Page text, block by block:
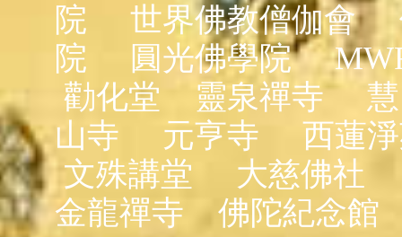
院
世界佛教僧伽會
院
圓光佛學院
勸化堂
靈泉禪寺
山寺
元亨寺
西蓮
文殊講堂
大慈佛社
金龍禪寺
佛陀紀念館